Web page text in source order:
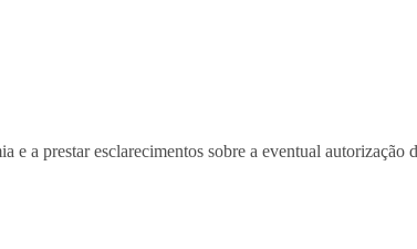
a prestar esclarecimentos sobre a eventual